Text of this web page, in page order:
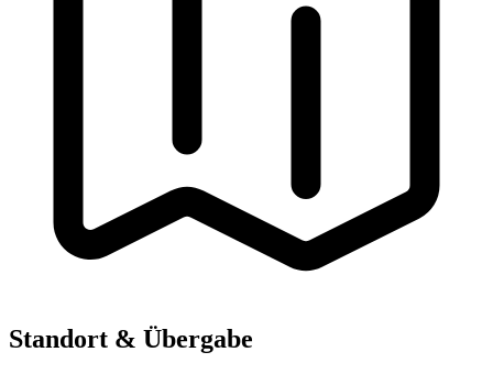
Standort & Übergabe